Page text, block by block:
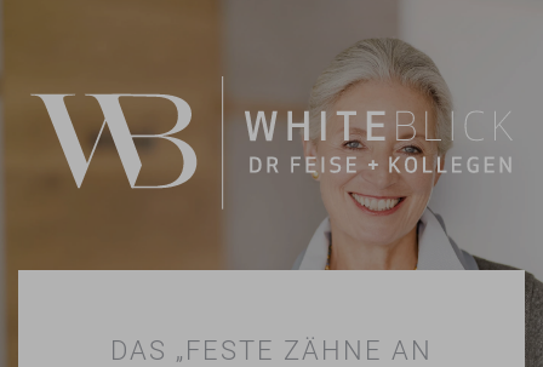
DAS „FESTE ZÄHNE AN